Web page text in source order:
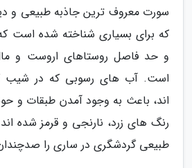
سورت معروف ترین جاذبه طبیعی و
که برای بسیاری شناخته شده است
و حد فاصل روستاهای اروست و
است. آب های رسوبی که در شیب
اند، باعث به وجود آمدن طبقات و
رنگ های زرد، نارنجی و قرمز شده
طبیعی گردشگری در ساری را